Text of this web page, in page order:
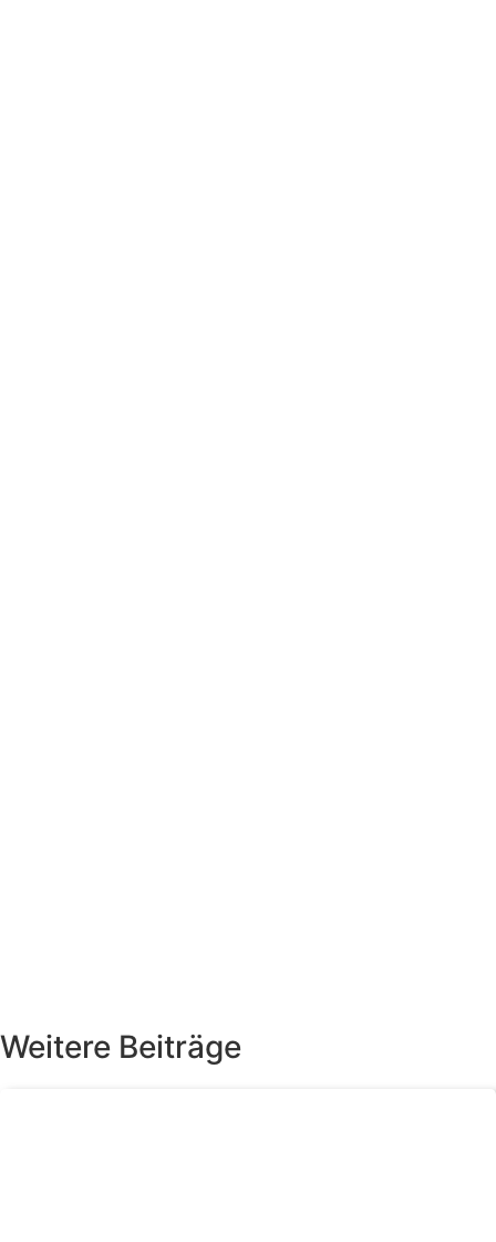
Weitere Beiträge